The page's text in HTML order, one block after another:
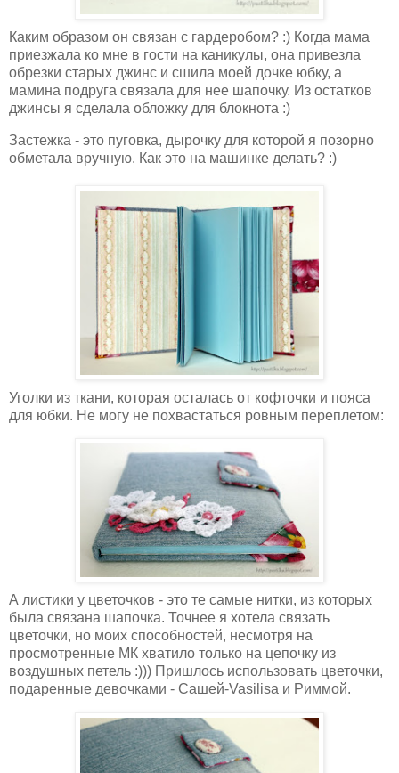
Каким образом он связан с гардеробом? :) Когда мама
приезжала ко мне в гости на каникулы, она привезла
обрезки старых джинс и сшила моей дочке юбку, а
мамина подруга связала для нее шапочку. Из остатков
джинсы я сделала обложку для блокнота :)
Застежка - это пуговка, дырочку для которой я позорно
обметала вручную. Как это на машинке делать? :)
Уголки из ткани, которая осталась от кофточки и пояса
для юбки. Не могу не похвастаться ровным переплетом:
А листики у цветочков - это те самые нитки, из которых
была связана шапочка. Точнее я хотела связать
цветочки, но моих способностей, несмотря на
просмотренные МК хватило только на цепочку из
воздушных петель :))) Пришлось использовать цветочки,
подаренные девочками - Сашей-Vasilisa и Риммой.